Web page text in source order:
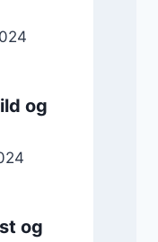
og
og